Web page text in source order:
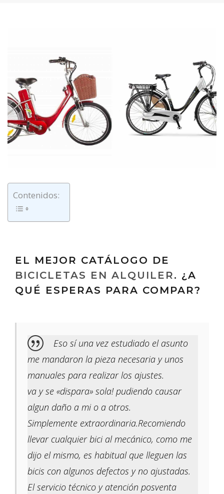
Contenidos:
EL MEJOR CATÁLOGO DE
BICICLETAS EN ALQUILER. ¿A
QUÉ ESPERAS PARA COMPAR?
Eso sí una vez estudiado el asunto
me mandaron la pieza necesaria y unos
manuales para realizar los ajustes.
va y se «dispara» sola! pudiendo causar
algun daño a mi o a otros.
Simplemente extraordinaria.Recomiendo
llevar cualquier bici al mecánico, como me
dijo el mismo, es habitual que lleguen las
bicis con algunos defectos y no ajustadas.
El servicio técnico y atención posventa